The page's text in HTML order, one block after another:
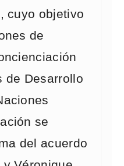
cuyo objetivo
de
de Desarrollo
se
del acuerdo